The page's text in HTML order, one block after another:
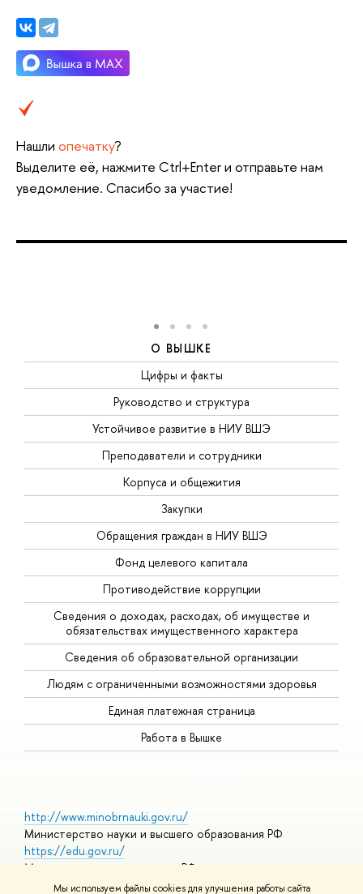
Мы используем файлы cookies для улучшения работы сайта
Нашли опечатку?
Выделите её, нажмите Ctrl+Enter и отправьте нам
уведомление. Спасибо за участие!
О ВЫШКЕ
Цифры и факты
Руководство и структура
Устойчивое развитие в НИУ ВШЭ
Преподаватели и сотрудники
Корпуса и общежития
Закупки
Обращения граждан в НИУ ВШЭ
Фонд целевого капитала
Противодействие коррупции
Сведения о доходах, расходах, об имуществе и
обязательствах имущественного характера
Сведения об образовательной организации
Людям с ограниченными возможностями здоровья
Единая платежная страница
Работа в Вышке
http://www.minobrnauki.gov.ru/
Министерство науки и высшего образования РФ
https://edu.gov.ru/
Министерство просвещения РФ
https://elearning.hse.ru/mooc